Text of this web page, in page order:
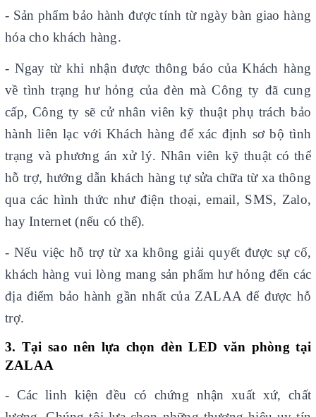
- Sản phẩm bảo hành được tính từ ngày bàn giao hàng
hóa cho khách hàng.
- Ngay từ khi nhận được thông báo của Khách hàng
về tình trạng hư hỏng của đèn mà Công ty đã cung
cấp, Công ty sẽ cử nhân viên kỹ thuật phụ trách bảo
hành liên lạc với Khách hàng để xác định sơ bộ tình
trạng và phương án xử lý. Nhân viên kỹ thuật có thể
hỗ trợ, hướng dẫn khách hàng tự sửa chữa từ xa thông
qua các hình thức như điện thoại, email, SMS, Zalo,
hay Internet (nếu có thể).
- Nếu việc hỗ trợ từ xa không giải quyết được sự cố,
khách hàng vui lòng mang sản phẩm hư hỏng đến các
địa điểm bảo hành gần nhất của ZALAA để được hỗ
trợ.
3. Tại sao nên lựa chọn đèn LED văn phòng tại
ZALAA
- Các linh kiện đều có chứng nhận xuất xứ, chất